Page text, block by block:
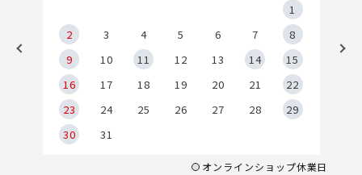
1
2
3 4 5 6 7
8
9
10 11 12 13 14
15
16
17 18 19 20 21
22
23
24 25 26 27 28
29
30
31
オンラインショップ休業日